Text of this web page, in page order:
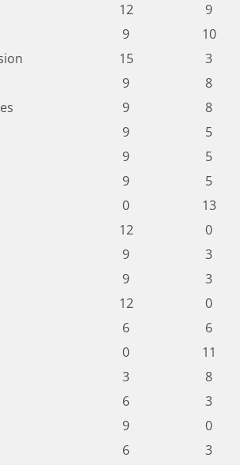
12 9
9 10
15 3
9 8
9 8
9 5
9 5
9 5
0 13
12 0
9 3
9 3
12 0
6 6
0 11
3 8
6 3
9 0
6 3